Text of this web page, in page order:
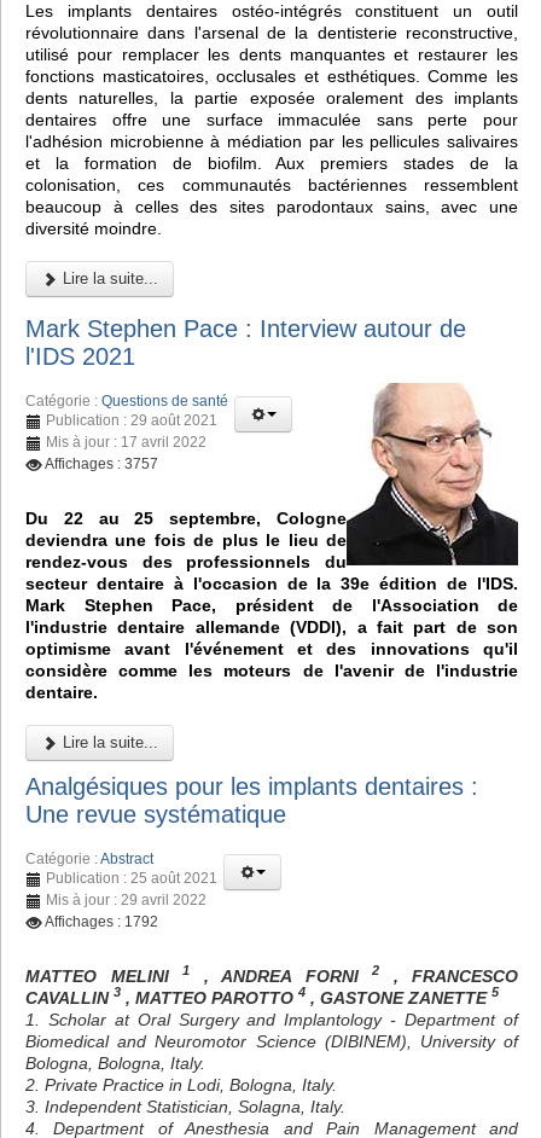
Les implants dentaires ostéo-intégrés constituent un outil
révolutionnaire dans l'arsenal de la dentisterie reconstructive,
utilisé pour remplacer les dents manquantes et restaurer les
fonctions masticatoires, occlusales et esthétiques. Comme les
dents naturelles, la partie exposée oralement des implants
dentaires offre une surface immaculée sans perte pour
l'adhésion microbienne à médiation par les pellicules salivaires
et la formation de biofilm. Aux premiers stades de la
colonisation, ces communautés bactériennes ressemblent
beaucoup à celles des sites parodontaux sains, avec une
diversité moindre.
Lire la suite...
Mark Stephen Pace : Interview autour de
l'IDS 2021
Catégorie : Questions de santé
Publication : 29 août 2021
Mis à jour : 17 avril 2022
Affichages : 3757
Du 22 au 25 septembre, Cologne
deviendra une fois de plus le lieu de
rendez-vous des professionnels du
secteur dentaire à l'occasion de la 39e édition de l'IDS.
Mark Stephen Pace, président de l'Association de
l'industrie dentaire allemande (VDDI), a fait part de son
optimisme avant l'événement et des innovations qu'il
considère comme les moteurs de l'avenir de l'industrie
dentaire.
Lire la suite...
Analgésiques pour les implants dentaires :
Une revue systématique
Catégorie :Abstract
Publication : 25 août 2021
Mis à jour : 29 avril 2022
Affichages : 1792
MATTEO MELINI 1 , ANDREA FORNI 2
, FRANCESCO
CAVALLIN 3 , MATTEO PAROTTO 4 , GASTONE ZANETTE 5
1. Scholar at Oral Surgery and Implantology - Department of
Biomedical and Neuromotor Science (DIBINEM), University of
Bologna, Bologna, Italy.
2. Private Practice in Lodi, Bologna, Italy.
3. Independent Statistician, Solagna, Italy.
4. Department of Anesthesia and Pain Management and